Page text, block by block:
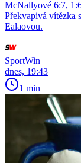
McNallyové 6:7,
Překvapivá vítězka
Ealaovou.
SportWin
dnes, 19:43
1 min